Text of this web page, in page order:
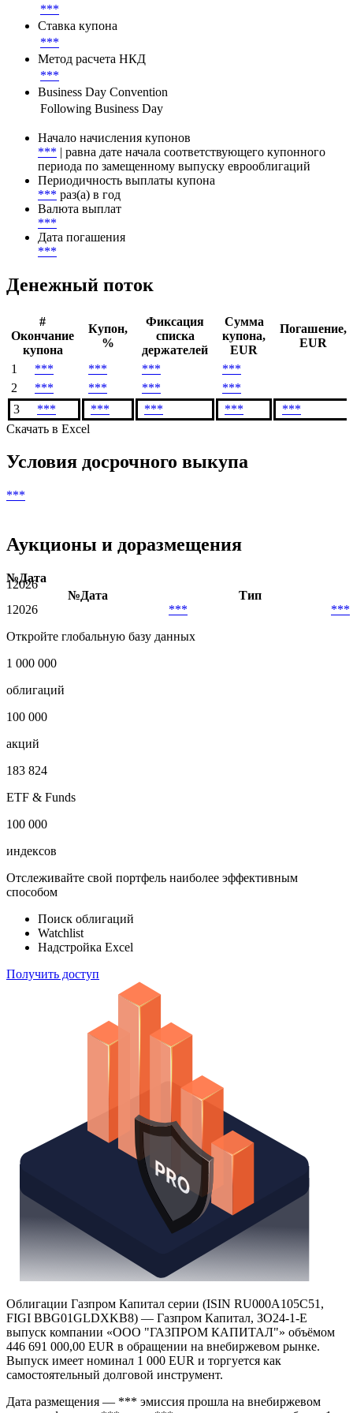
***
Ставка купона
***
Метод расчета НКД
***
Business Day Convention
Following Business Day
Начало начисления купонов
*** | равна дате начала соответствующего купонного
периода по замещенному выпуску еврооблигаций
Периодичность выплаты купона
*** раз(а) в год
Валюта выплат
***
Дата погашения
***
Денежный поток
#
Окончание
купона
Купон,
%
Фиксация
списка
держателей
Сумма
купона,
EUR
Погашение,
EUR
1
*** *** ***
***
2
*** *** ***
***
3
*** *** *** ***
***
Скачать в Excel
Условия досрочного выкупа
***
Аукционы и доразмещения
№Дата
12026
№Дата
Тип
1 2026 ***
***
Откройте глобальную базу данных
1 000 000
облигаций
100 000
акций
183 824
ETF & Funds
100 000
индексов
Отслеживайте свой портфель наиболее эффективным
способом
Поиск облигаций
Watchlist
Надстройка Excel
Получить доступ
Облигации Газпром Капитал серии (ISIN RU000A105C51,
FIGI BBG01GLDXKB8) — Газпром Капитал, ЗО24-1-Е
выпуск компании «ООО "ГАЗПРОМ КАПИТАЛ"» объёмом
446 691 000,00 EUR в обращении на внебиржевом рынке.
Выпуск имеет номинал 1 000 EUR и торгуется как
самостоятельный долговой инструмент.
Дата размещения — *** эмиссия прошла на внебиржевом